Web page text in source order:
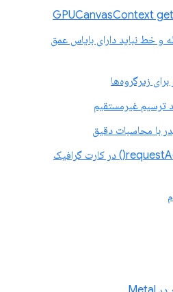
و خط نباید دارای بایاس عمق
زیرگروه‌ها
ترسیم غیرمستقیم
با محاسبات دقیق
حذف تابع requestAdapterInfo() در کارت گرافیک